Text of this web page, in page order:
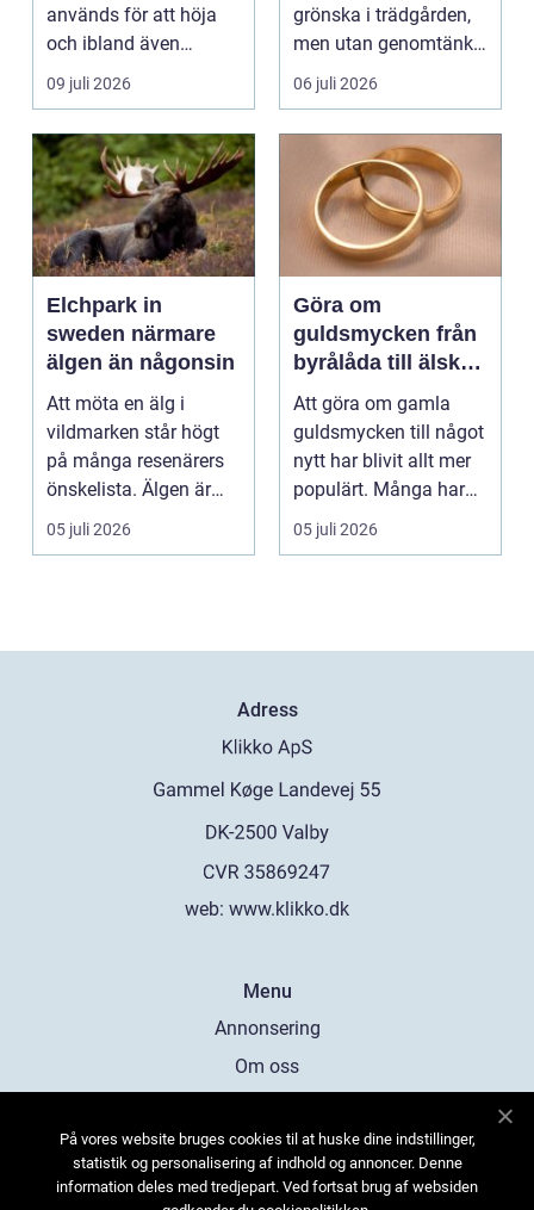
används för att höja
och ibland även
positionera tunga
objekt, so...
09 juli 2026
grönska i trädgården,
men utan genomtänkt
beskärning blir de...
06 juli 2026
Elchpark in
sweden närmare
älgen än någonsin
Att möta en älg i
vildmarken står högt
på många resenärers
önskelista. Älgen är
Skandinaviens ikonis...
05 juli 2026
Göra om
guldsmycken från
byrålåda till älskad
favorit
Att göra om gamla
guldsmycken till något
nytt har blivit allt mer
populärt. Många har
ärvda ringar, ...
05 juli 2026
Adress
web: www.klikko.dk
Menu
Annonsering
Om oss
Kontakta oss
Sitemap
På vores website bruges cookies til at huske dine indstillinger,
statistik og personalisering af indhold og annoncer. Denne
information deles med tredjepart. Ved fortsat brug af websiden